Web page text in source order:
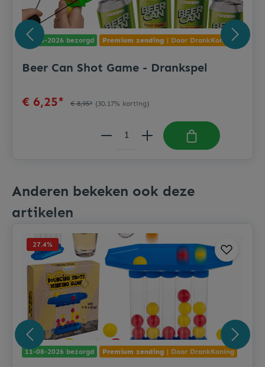
11-08-2026 bezorgd Premium zending | Door DrankKoning
Beer Can Shot Game - Drankspel
€ 6,25* € 8,95* (30.17% korting)
Anderen bekeken ook deze
artikelen
27.4%
11-08-2026 bezorgd Premium zending | Door DrankKoning